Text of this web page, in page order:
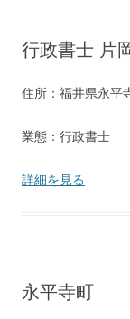
行政書士 片
住所：福井県永平
業態：行政書士
詳細を見る
永平寺町